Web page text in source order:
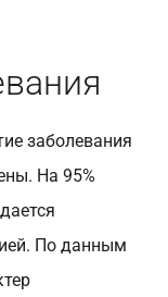
заболевания
На 95%
По данным